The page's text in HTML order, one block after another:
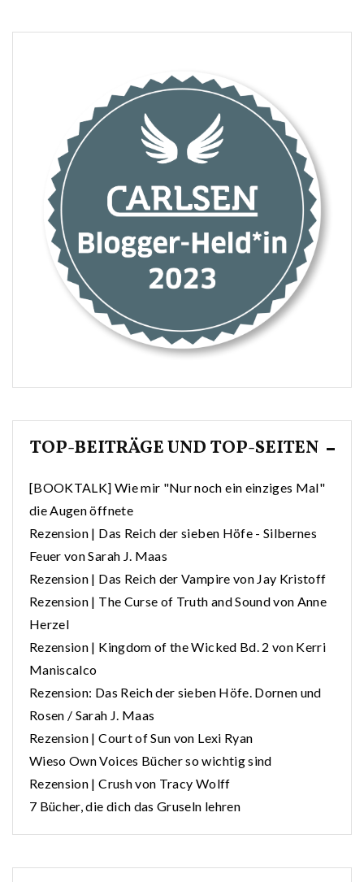
TOP-BEITRÄGE UND TOP-SEITEN
[BOOKTALK] Wie mir "Nur noch ein einziges Mal"
die Augen öffnete
Rezension | Das Reich der sieben Höfe - Silbernes
Feuer von Sarah J. Maas
Rezension | Das Reich der Vampire von Jay Kristoff
Rezension | The Curse of Truth and Sound von Anne
Herzel
Rezension | Kingdom of the Wicked Bd. 2 von Kerri
Maniscalco
Rezension: Das Reich der sieben Höfe. Dornen und
Rosen / Sarah J. Maas
Rezension | Court of Sun von Lexi Ryan
Wieso Own Voices Bücher so wichtig sind
Rezension | Crush von Tracy Wolff
7 Bücher, die dich das Gruseln lehren